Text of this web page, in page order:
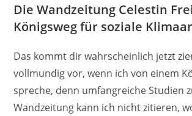
Die Wandzeitung Celestin
Königsweg für soziale
Das kommt dir wahrscheinlich jetzt
vollmundig vor, wenn ich von einem
spreche, denn umfangreiche Studien
Wandzeitung kann ich nicht zitieren,